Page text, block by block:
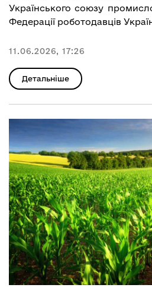
Українського союзу
Федерації роботодавців
11.06.2026, 17:26
Детальніше